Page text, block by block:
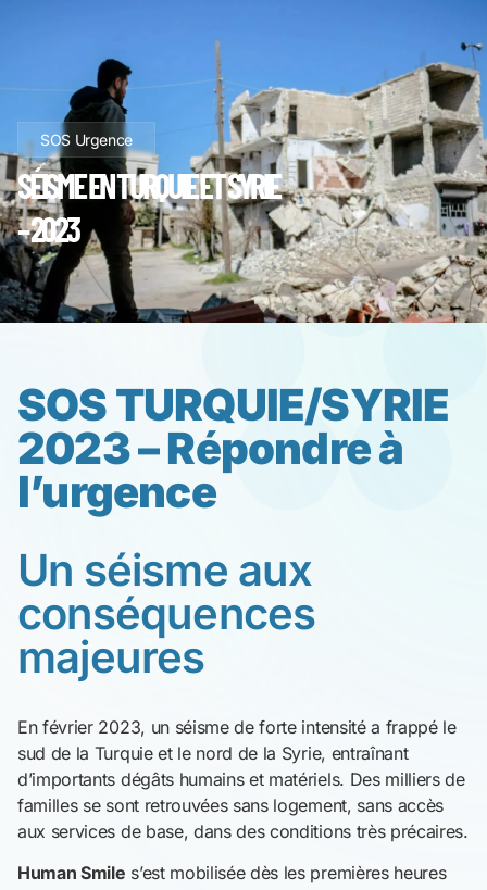
SOS Urgence
SÉISME EN TURQUIE ET SYRIE
– 2023
SOS TURQUIE/SYRIE
2023 – Répondre à
l’urgence
Un séisme aux
conséquences
majeures
En février 2023, un séisme de forte intensité a frappé le
sud de la Turquie et le nord de la Syrie, entraînant
d’importants dégâts humains et matériels. Des milliers de
familles se sont retrouvées sans logement, sans accès
aux services de base, dans des conditions très précaires.
Human Smile s’est mobilisée dès les premières heures